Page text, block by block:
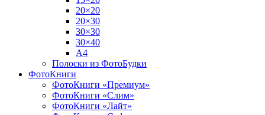
20×20
20×30
30×30
30×40
A4
Полоски из ФотоБудки
ФотоКниги
ФотоКниги «Премиум»
ФотоКниги «Слим»
ФотоКниги «Лайт»